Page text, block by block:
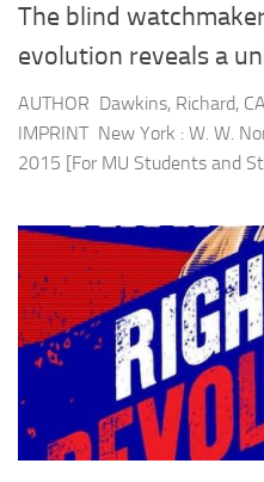
The blind
evolution reveals a
AUTHOR Dawkins, Richard,
IMPRINT New York : W. W.
2015 [For MU Students and